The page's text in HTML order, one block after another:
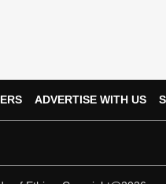
ADVERTISE WITH US